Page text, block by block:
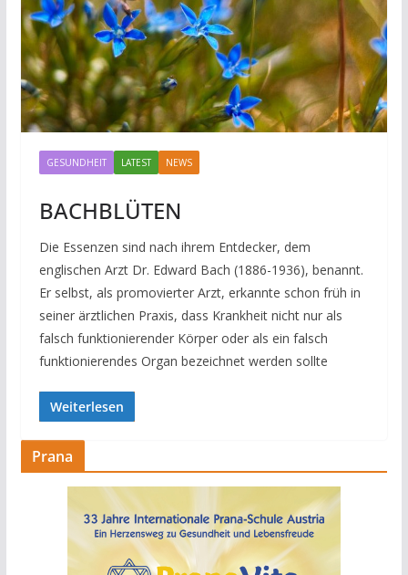
GESUNDHEIT LATEST NEWS
BACHBLÜTEN
Die Essenzen sind nach ihrem Entdecker, dem
englischen Arzt Dr. Edward Bach (1886-1936), benannt.
Er selbst, als promovierter Arzt, erkannte schon früh in
seiner ärztlichen Praxis, dass Krankheit nicht nur als
falsch funktionierender Körper oder als ein falsch
funktionierendes Organ bezeichnet werden sollte
Weiterlesen
Prana